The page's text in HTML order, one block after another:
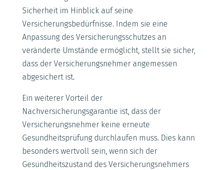
Sicherheit im Hinblick auf seine
Versicherungsbedürfnisse. Indem sie eine
Anpassung des Versicherungsschutzes an
veränderte Umstände ermöglicht, stellt sie sicher,
dass der Versicherungsnehmer angemessen
abgesichert ist.
Ein weiterer Vorteil der
Nachversicherungsgarantie ist, dass der
Versicherungsnehmer keine erneute
Gesundheitsprüfung durchlaufen muss. Dies kann
besonders wertvoll sein, wenn sich der
Gesundheitszustand des Versicherungsnehmers